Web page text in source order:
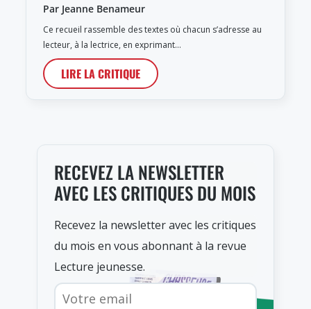
Par Jeanne Benameur
Ce recueil rassemble des textes où chacun s’adresse au
lecteur, à la lectrice, en exprimant…
LIRE LA CRITIQUE
RECEVEZ LA NEWSLETTER
AVEC LES CRITIQUES DU MOIS
Recevez la newsletter avec les critiques
du mois en vous abonnant à la revue
Lecture jeunesse.